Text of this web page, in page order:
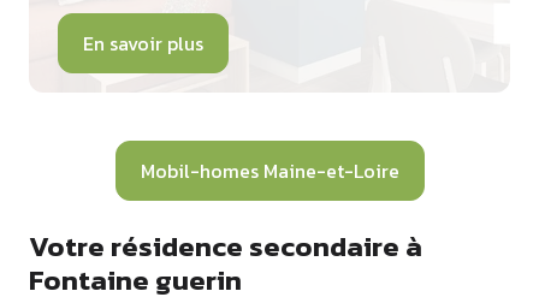
En savoir plus
Mobil-homes Maine-et-Loire
Votre résidence secondaire à
Fontaine guerin